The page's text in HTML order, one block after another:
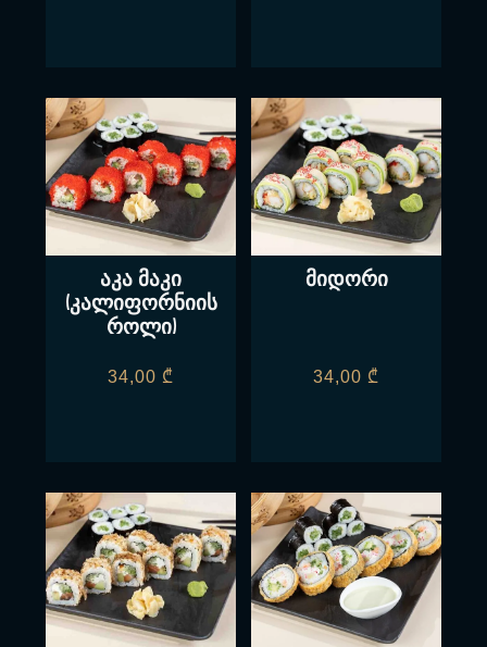
აკა მაკი
(კალიფორნიის
როლი)
34,00 ₾
მიდორი
34,00 ₾